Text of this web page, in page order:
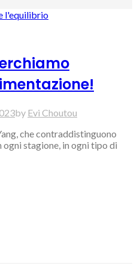
by Evi Choutou
che contraddistinguono
stagione, in ogni tipo di